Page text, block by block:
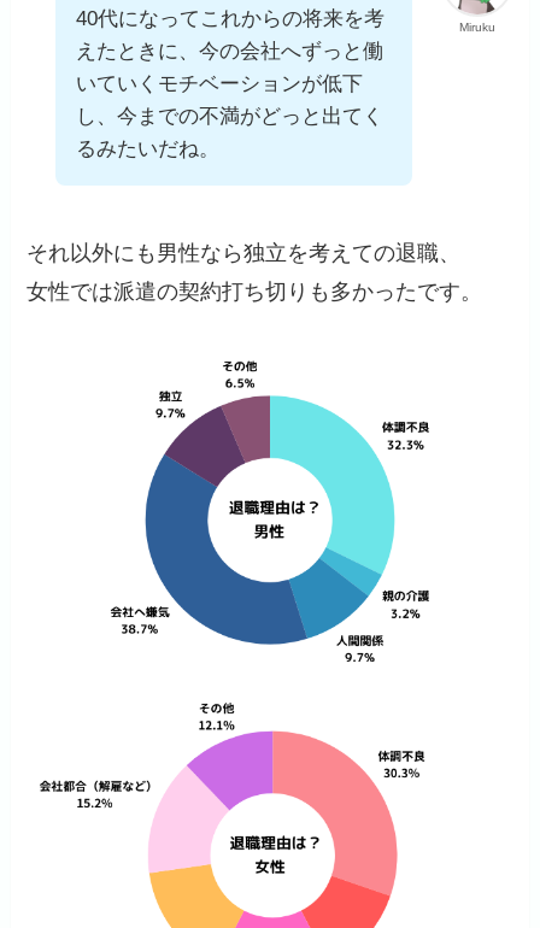
Miruku
40代になってこれからの将来を考
えたときに、今の会社へずっと働
いていくモチベーションが低下
し、今までの不満がどっと出てく
るみたいだね。
それ以外にも男性なら独立を考えての退職、
女性では派遣の契約打ち切りも多かったです。